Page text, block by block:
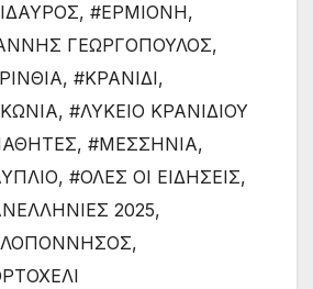
, #ΕΡΜΙΟΝΗ,
ΓΕΩΡΓΟΠΟΥΛΟΣ,
, #ΚΡΑΝΙΔΙ,
, #ΛΥΚΕΙΟ ΚΡΑΝΙΔΙΟΥ
, #ΜΕΣΣΗΝΙΑ,
, #ΟΛΕΣ ΟΙ ΕΙΔΗΣΕΙΣ,
2025,
,